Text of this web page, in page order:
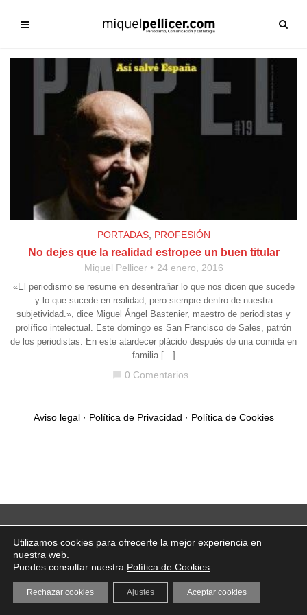
PORTADAS, PROFESIÓN
No dejes que la realidad estropee un buen titular
Miquel Pellicer 24 enero, 2016
«El periodismo se resume en desentrañar lo que nos dicen que sucede
y lo que sucede en realidad, pero siempre dentro de nuestra
subjetividad.», dice Miguel Ángel Bastenier, maestro de periodistas y
prolífico intelectual. Este domingo es San Francisco de Sales, patrón
de los periodistas. En este atardecer plácido después de una comida en
familia […]
chat_bubble 0 Comentarios
Aviso legal· Política de Privacidad · Política de Cookies
Utilizamos cookies para ofrecerte la mejor experiencia en
nuestra web.
Puedes consultar nuestra Política de Cookies
Aceptar cookies
Rechazar cookies Ajustes